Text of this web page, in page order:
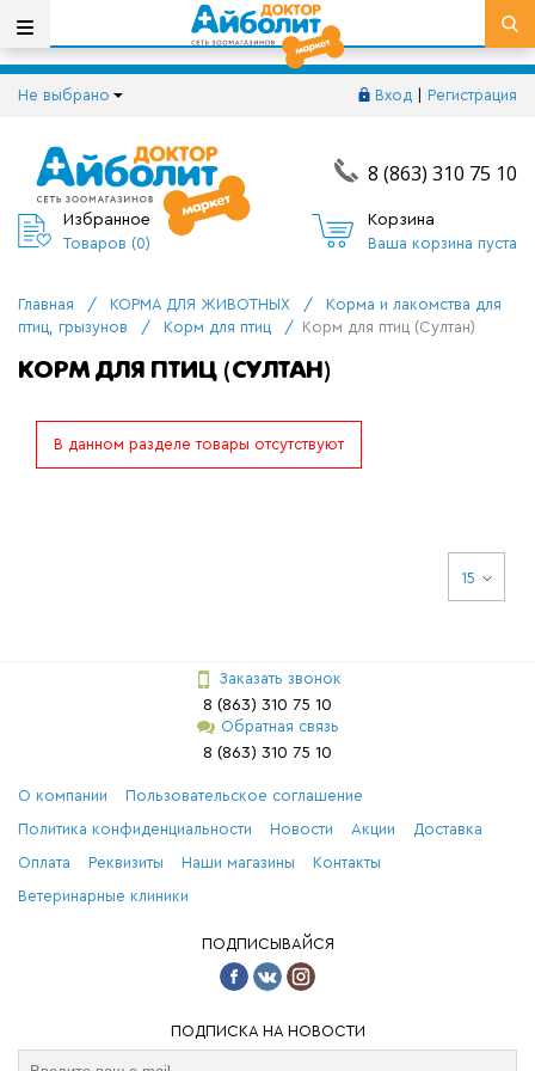
Не выбрано Вход Регистрация
8 (863) 310 75 10
Избранное
Товаров (0)
Корзина
Ваша корзина пуста
Главная / КОРМА ДЛЯ ЖИВОТНЫХ /
Корма и лакомства для
птиц, грызунов
/ Корм для птиц / Корм для птиц (Султан)
КОРМ ДЛЯ ПТИЦ (СУЛТАН)
В данном разделе товары отсутствуют
15
Заказать звонок
8 (863) 310 75 10
Обратная связь
8 (863) 310 75 10
О компании Пользовательское соглашение
Политика конфиденциальности Новости Акции Доставка
Оплата Реквизиты Наши магазины Контакты
Ветеринарные клиники
ПОДПИСЫВАЙСЯ
ПОДПИСКА НА НОВОСТИ